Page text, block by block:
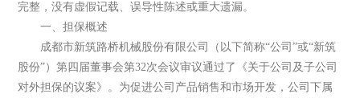
完整，没有虚假记载、误导性陈述或重大遗漏。
一、担保概述
成都市新筑路桥机械股份有限公司（以下简称“公司”或“新筑
股份”）第四届董事会第32次会议审议通过了《关于公司及子公司
对外担保的议案》。为促进公司产品销售和市场开发，公司下属